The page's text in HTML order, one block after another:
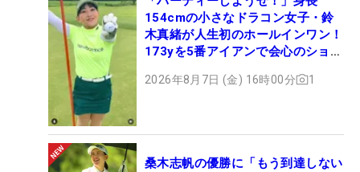
154cmの小さなドラコン女子・鈴
木真緒が人生初のホールインワン！
173yを5番アイアンで会心のショッ
2026年8月7日 (金) 16時00分 1
桑木志帆の優勝に「もう到達しない